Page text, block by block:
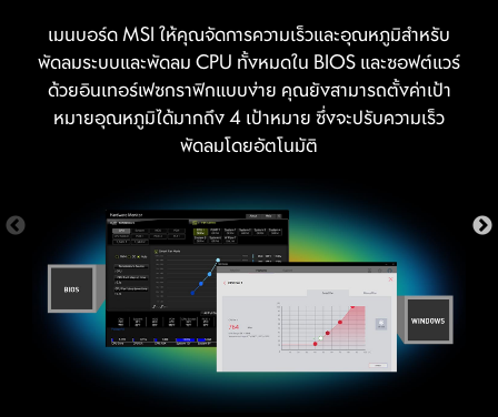
เมนบอร์ด MSI ให้คุณจัดการความเร็วและอุณหภูมิสำหรับ
พัดลมระบบและพัดลม CPU ทั้งหมดใน BIOS และซอฟต์แวร์
ด้วยอินเทอร์เฟซกราฟิกแบบง่าย คุณยังสามารถตั้งค่าเป้า
หมายอุณหภูมิได้มากถึง 4 เป้าหมาย ซึ่งจะปรับความเร็ว
พัดลมโดยอัตโนมัติ
MORE FOR DIY FRIENDLY
WINDOWS 11 CERTIFIED